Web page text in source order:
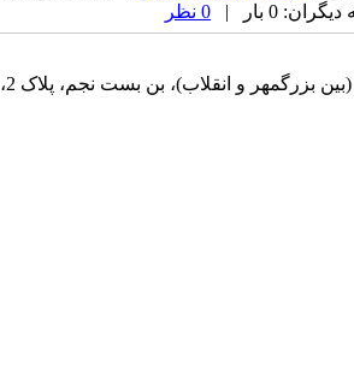
0 بار |
تهران، خیابان فلسطین، (بین بزرگمهر و انقلاب)، بن بست نجم، پلاک 2،